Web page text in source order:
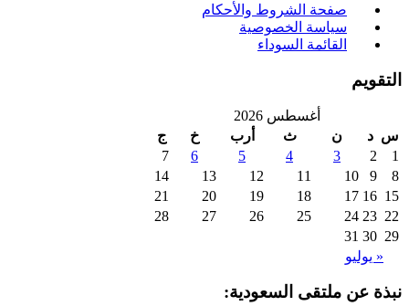
صفحة الشروط والأحكام
سياسة الخصوصية
القائمة السوداء
أغسطس 2026
د
ن
ج
7
10
16
17
23
24
30
31
يوليو
عن ملتقى السعودية: